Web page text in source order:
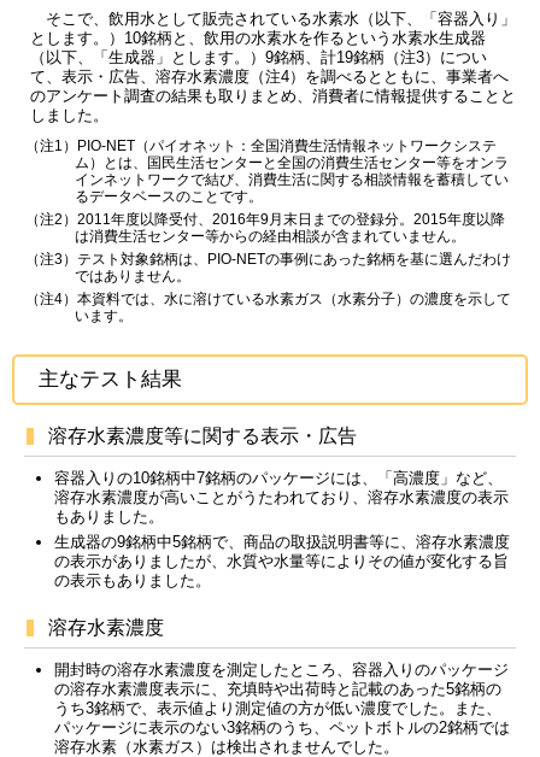
そこで、飲用水として販売されている水素水（以下、「容器入り」
とします。）10銘柄と、飲用の水素水を作るという水素水生成器
（以下、「生成器」とします。）9銘柄、計19銘柄（注3）につい
て、表示・広告、溶存水素濃度（注4）を調べるとともに、事業者へ
のアンケート調査の結果も取りまとめ、消費者に情報提供することと
しました。
（注1）PIO-NET（パイオネット：全国消費生活情報ネットワークシステ
ム）とは、国民生活センターと全国の消費生活センター等をオンラ
インネットワークで結び、消費生活に関する相談情報を蓄積してい
るデータベースのことです。
（注2）2011年度以降受付、2016年9月末日までの登録分。2015年度以降
は消費生活センター等からの経由相談が含まれていません。
（注3）テスト対象銘柄は、PIO-NETの事例にあった銘柄を基に選んだわけ
ではありません。
（注4）本資料では、水に溶けている水素ガス（水素分子）の濃度を示して
います。
主なテスト結果
溶存水素濃度等に関する表示・広告
容器入りの10銘柄中7銘柄のパッケージには、「高濃度」など、
溶存水素濃度が高いことがうたわれており、溶存水素濃度の表示
もありました。
生成器の9銘柄中5銘柄で、商品の取扱説明書等に、溶存水素濃度
の表示がありましたが、水質や水量等によりその値が変化する旨
の表示もありました。
溶存水素濃度
開封時の溶存水素濃度を測定したところ、容器入りのパッケージ
の溶存水素濃度表示に、充填時や出荷時と記載のあった5銘柄の
うち3銘柄で、表示値より測定値の方が低い濃度でした。また、
パッケージに表示のない3銘柄のうち、ペットボトルの2銘柄では
溶存水素（水素ガス）は検出されませんでした。